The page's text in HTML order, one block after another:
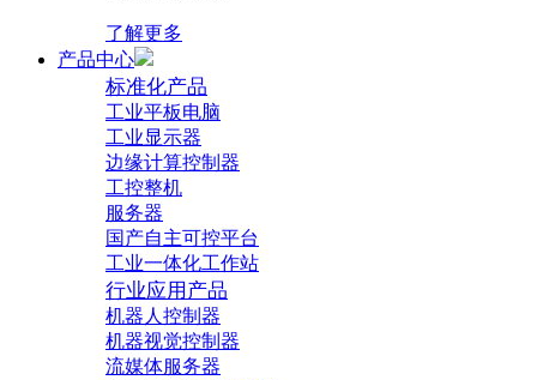
了解更多
产品中心
标准化产品
工业平板电脑
工业显示器
边缘计算控制器
工控整机
服务器
国产自主可控平台
工业一体化工作站
行业应用产品
机器人控制器
机器视觉控制器
流媒体服务器